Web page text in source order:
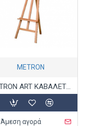
METRON
METRON ART ΚΑΒΑΛΕΤΟ ΞΥΛΙΝΟ ΔΑΠΕΔΟΥ ΤΡΙΠΟΔΟ ΕΚΘ 83x65x162
Άμεση αγορά